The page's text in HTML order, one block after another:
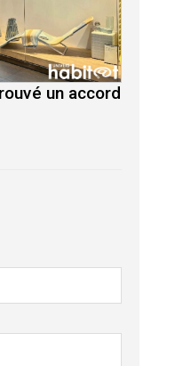
un accord